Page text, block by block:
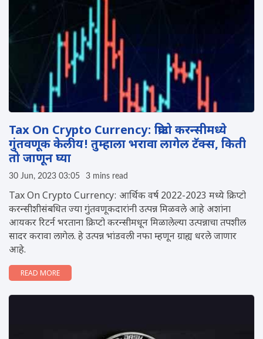
Tax On Crypto Currency: क्रिप्टो करन्सीमध्ये
गुंतवणूक केलीय! तुम्हाला भरावा लागेल टॅक्स, किती
तो जाणून घ्या
30 Jun, 2023 03:05 3 mins read
Tax On Crypto Currency: आर्थिक वर्ष 2022-2023 मध्ये क्रिप्टो
करन्सीशीसंबधित ज्या गुंतवणूकदारांनी उत्पन्न मिळवले आहे अशांना
आयकर रिटर्न भरताना क्रिप्टो करन्सीमधून मिळालेल्या उत्पन्नाचा तपशील
सादर करावा लागेल. हे उत्पन्न भांडवली नफा म्हणून ग्राह्य धरले जाणार
आहे.
READ MORE